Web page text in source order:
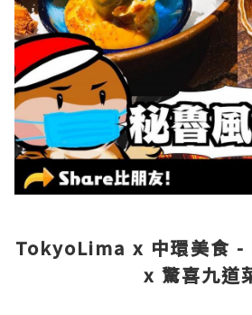
TokyoLima x 中環美食 -
x 驚喜九道